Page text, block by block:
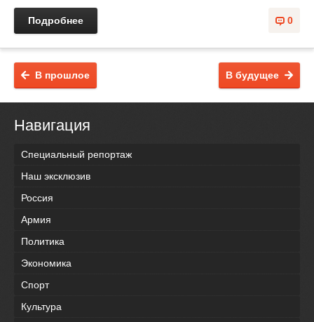
0
Подробнее
В будущее
В прошлое
Навигация
Специальный репортаж
Наш эксклюзив
Россия
Армия
Политика
Экономика
Спорт
Культура